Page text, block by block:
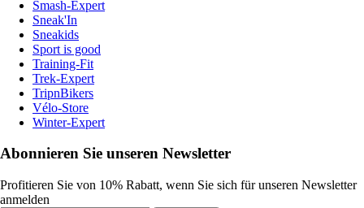
Smash-Expert
Sneak'In
Sneakids
Sport is good
Training-Fit
Trek-Expert
TripnBikers
Vélo-Store
Winter-Expert
Abonnieren Sie unseren Newsletter
Profitieren Sie von 10% Rabatt, wenn Sie sich für unseren Newsletter
anmelden